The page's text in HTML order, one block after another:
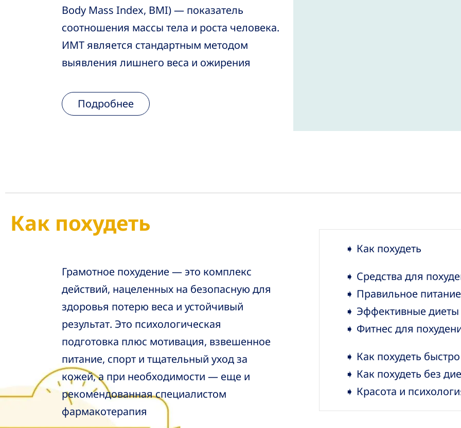
Body Mass Index, BMI) — показатель
соотношения массы тела и роста человека.
ИМТ является стандартным методом
выявления лишнего веса и ожирения
Подробнее
Как похудеть
Грамотное похудение — это комплекс
действий, нацеленных на безопасную для
здоровья потерю веса и устойчивый
результат. Это психологическая
подготовка плюс мотивация, взвешенное
питание, спорт и тщательный уход за
кожей, а при необходимости — еще и
рекомендованная специалистом
фармакотерапия
➧ Как похудеть
➧ Средства для
➧ Правильное питание
➧ Эффективные диеты
➧ Фитнес для
➧ Как похудеть быстро
➧ Как похудеть без
➧ Красота и